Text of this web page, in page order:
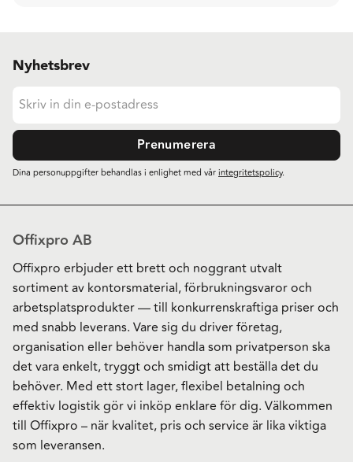
Nyhetsbrev
Prenumerera
Dina personuppgifter behandlas i enlighet med vårintegritetspolicy.
Offixpro AB
Offixpro erbjuder ett brett och noggrant utvalt
sortiment av kontorsmaterial, förbrukningsvaror och
arbetsplatsprodukter — till konkurrenskraftiga priser och
med snabb leverans. Vare sig du driver företag,
organisation eller behöver handla som privatperson ska
det vara enkelt, tryggt och smidigt att beställa det du
behöver. Med ett stort lager, flexibel betalning och
effektiv logistik gör vi inköp enklare för dig. Välkommen
till Offixpro – när kvalitet, pris och service är lika viktiga
som leveransen.